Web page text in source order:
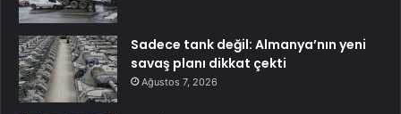
Sadece tank değil: Almanya’nın yeni
savaş planı dikkat çekti
Ağustos 7, 2026